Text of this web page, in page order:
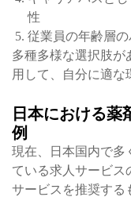
性
従業員の年齢層
多種多様な選択肢が
用して、自分に適な
日本における薬
例
現在、日本国内で多
ている求人サービス
サービスを推奨する